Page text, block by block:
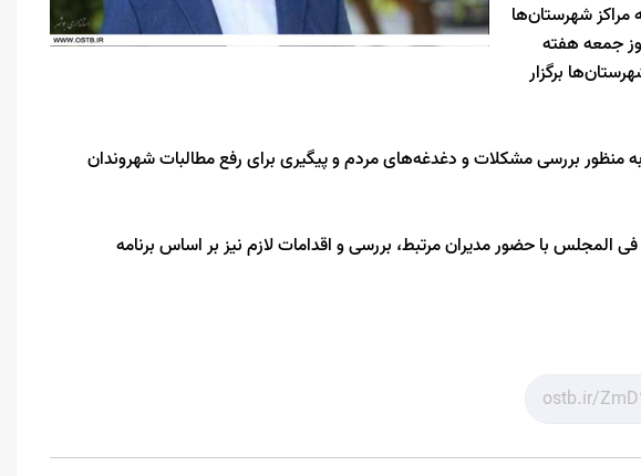
شهرستان‌ها
ارتباطات مردمی از ساعت ۱۰ تا ۱۲ روز جمعه هفته
برگزار
منظور بررسی مشکلات و دغدغه‌های مردم و پیگیری برای رفع مطالبات شهروندان
با حضور مدیران مرتبط، بررسی و اقدامات لازم نیز بر اساس برنامه